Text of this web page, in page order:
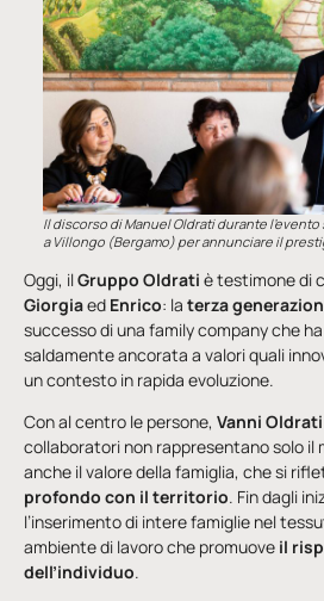
Il discorso di Manuel Oldrati durante
a Villongo (Bergamo) per annunciare il
Oggi, ilGruppo Oldrati è testimone di
Giorgiaed Enrico: la terza
successo di una family company che
saldamente ancorata a valori quali
un contesto in rapida evoluzione.
Con al centro le persone, Vanni Oldrati
collaboratori non rappresentano solo il
anche il valore della famiglia, che si
profondo con il territorio. Fin dagli
l’inserimento di intere famiglie nel
ambiente di lavoro che promuove il
dell’individuo.